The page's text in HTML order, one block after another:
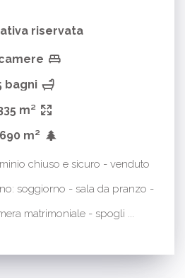
riservata
bagni
m²
m²
chiuso e sicuro - venduto
soggiorno - sala da pranzo -
matrimoniale - spogli ...